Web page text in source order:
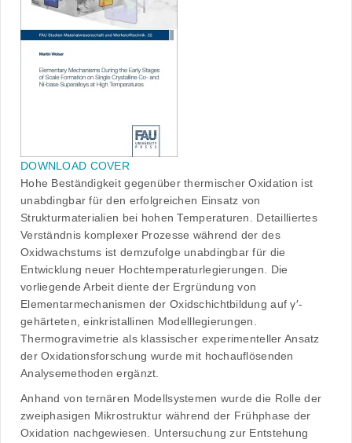
DOWNLOAD COVER
Hohe Beständigkeit gegenüber thermischer Oxidation ist
unabdingbar für den erfolgreichen Einsatz von
Strukturmaterialien bei hohen Temperaturen. Detailliertes
Verständnis komplexer Prozesse während der des
Oxidwachstums ist demzufolge unabdingbar für die
Entwicklung neuer Hochtemperaturlegierungen. Die
vorliegende Arbeit diente der Ergründung von
Elementarmechanismen der Oxidschichtbildung auf γ′-
gehärteten, einkristallinen Modelllegierungen.
Thermogravimetrie als klassischer experimenteller Ansatz
der Oxidationsforschung wurde mit hochauflösenden
Analysemethoden ergänzt.
Anhand von ternären Modellsystemen wurde die Rolle der
zweiphasigen Mikrostruktur während der Frühphase der
Oxidation nachgewiesen. Untersuchung zur Entstehung